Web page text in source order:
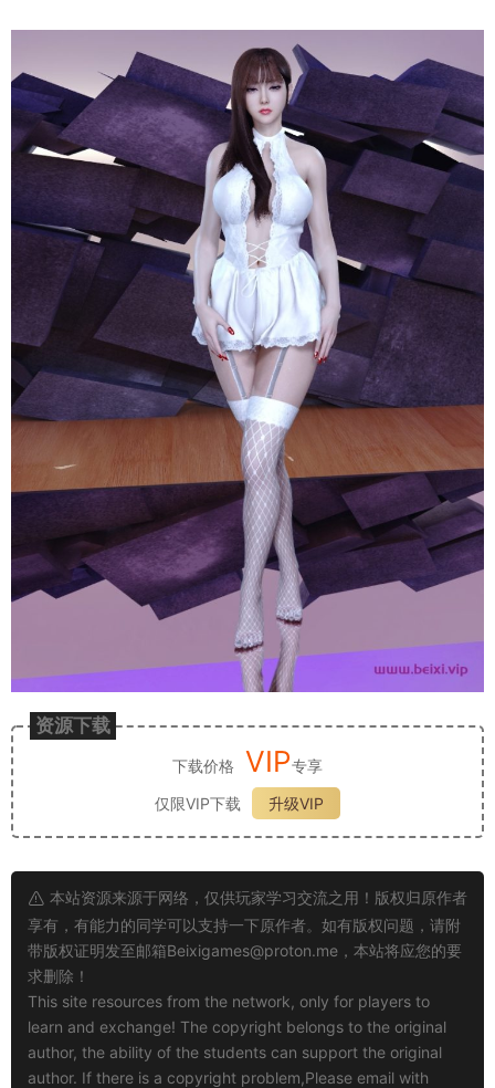
资源下载
下载价格 VIP专享
仅限VIP下载
升级VIP
本站资源来源于网络，仅供玩家学习交流之用！版权归原作者
享有，有能力的同学可以支持一下原作者。如有版权问题，请附
带版权证明发至邮箱Beixigames@proton.me ，本站将应您的要
求删除！
This site resources from the network, only for players to
learn and exchange! The copyright belongs to the original
author, the ability of the students can support the original
author. If there is a copyright problem,Please email with